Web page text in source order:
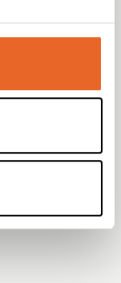
i Göteborg
och porslin